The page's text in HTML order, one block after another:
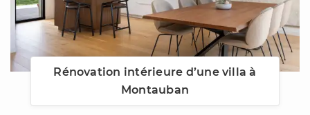
Rénovation intérieure d’une villa à
Montauban